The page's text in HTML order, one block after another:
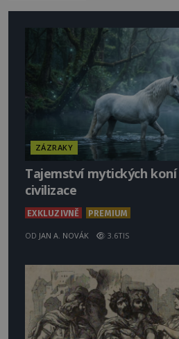
nečekaně a nikdo na ni není
současní klimatologové tvrdí
ZÁZRAKY
Tajemství mytických
civilizace
EXKLUZIVNĚ PREMIUM
OD JAN A. NOVÁK 3.6TIS